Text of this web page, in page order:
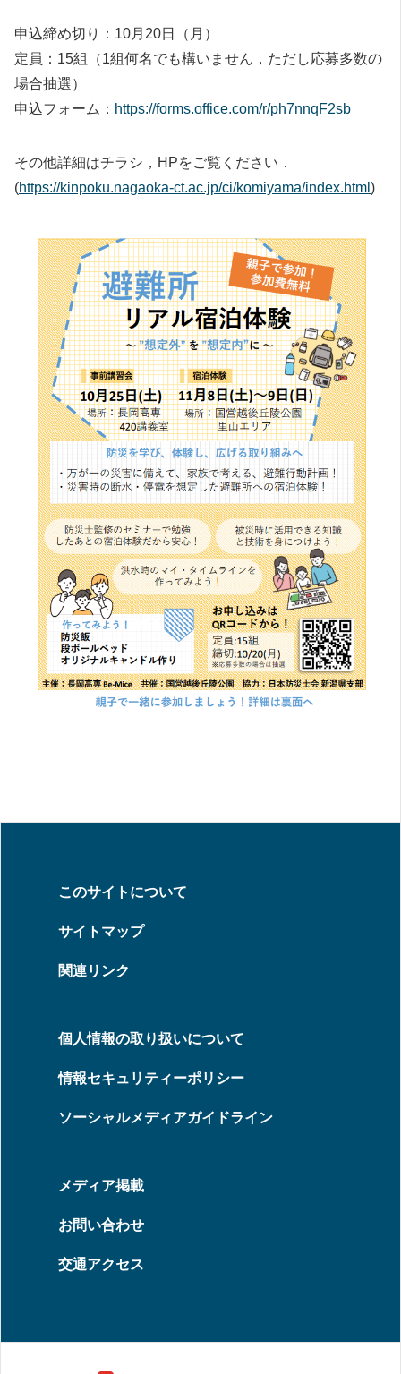
申込締め切り：10月20日（月）
定員：15組（1組何名でも構いません，ただし応募多数の
場合抽選）
申込フォーム： https://forms.office.com/r/ph7nnqF2sb
その他詳細はチラシ，HPをご覧ください．
(https://kinpoku.nagaoka-ct.ac.jp/ci/komiyama/index.html )
このサイトについて
サイトマップ
関連リンク
個人情報の取り扱いについて
情報セキュリティーポリシー
ソーシャルメディアガイドライン
メディア掲載
お問い合わせ
交通アクセス